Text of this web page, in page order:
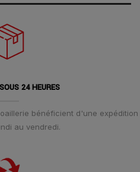
24 HEURES
bénéficient d'une expédition
au vendredi.